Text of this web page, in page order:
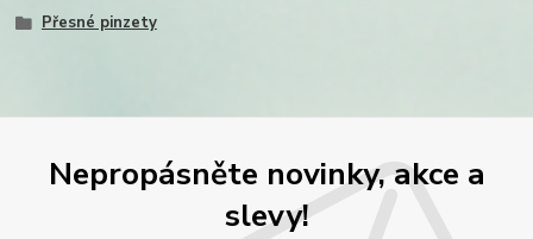
Přesné pinzety
Nepropásněte novinky, akce a
slevy!